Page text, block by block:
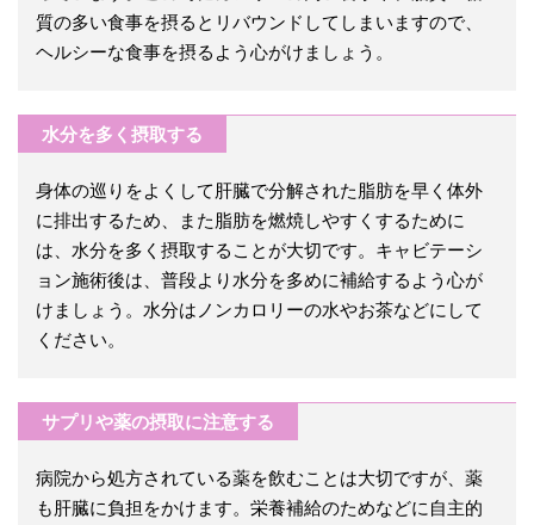
質の多い食事を摂るとリバウンドしてしまいますので、
ヘルシーな食事を摂るよう心がけましょう。
水分を多く摂取する
身体の巡りをよくして肝臓で分解された脂肪を早く体外
に排出するため、また脂肪を燃焼しやすくするために
は、水分を多く摂取することが大切です。キャビテーシ
ョン施術後は、普段より水分を多めに補給するよう心が
けましょう。水分はノンカロリーの水やお茶などにして
ください。
サプリや薬の摂取に注意する
病院から処方されている薬を飲むことは大切ですが、薬
も肝臓に負担をかけます。栄養補給のためなどに自主的